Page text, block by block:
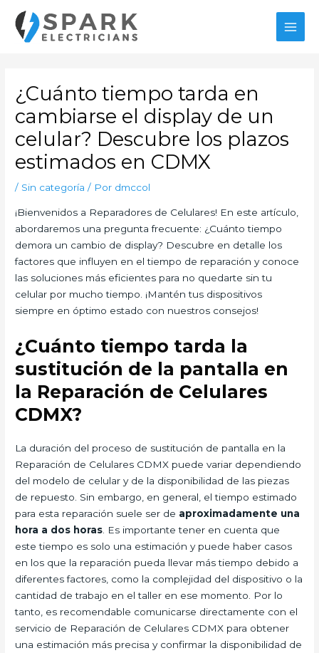
contenido
¿Cuánto tiempo tarda en
cambiarse el display de un
celular? Descubre los plazos
estimados en CDMX
/ Sin categoría / Por dmccol
¡Bienvenidos a Reparadores de Celulares! En este artículo,
abordaremos una pregunta frecuente: ¿Cuánto tiempo
demora un cambio de display? Descubre en detalle los
factores que influyen en el tiempo de reparación y conoce
las soluciones más eficientes para no quedarte sin tu
celular por mucho tiempo. ¡Mantén tus dispositivos
siempre en óptimo estado con nuestros consejos!
¿Cuánto tiempo tarda la
sustitución de la pantalla en
la Reparación de Celulares
CDMX?
La duración del proceso de sustitución de pantalla en la
Reparación de Celulares CDMX puede variar dependiendo
del modelo de celular y de la disponibilidad de las piezas
de repuesto. Sin embargo, en general, el tiempo estimado
para esta reparación suele ser de aproximadamente una
hora a dos horas . Es importante tener en cuenta que
este tiempo es solo una estimación y puede haber casos
en los que la reparación pueda llevar más tiempo debido a
diferentes factores, como la complejidad del dispositivo o la
cantidad de trabajo en el taller en ese momento. Por lo
tanto, es recomendable comunicarse directamente con el
servicio de Reparación de Celulares CDMX para obtener
una estimación más precisa y confirmar la disponibilidad de